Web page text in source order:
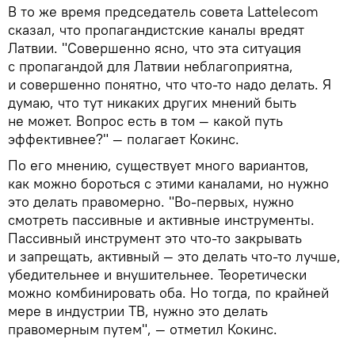
В то же время председатель совета Lattelecom
сказал, что пропагандистские каналы вредят
Латвии. "Совершенно ясно, что эта ситуация
с пропагандой для Латвии неблагоприятна,
и совершенно понятно, что что-то надо делать. Я
думаю, что тут никаких других мнений быть
не может. Вопрос есть в том — какой путь
эффективнее?" — полагает Кокинс.
По его мнению, существует много вариантов,
как можно бороться с этими каналами, но нужно
это делать правомерно. "Во-первых, нужно
смотреть пассивные и активные инструменты.
Пассивный инструмент это что-то закрывать
и запрещать, активный — это делать что-то лучше,
убедительнее и внушительнее. Теоретически
можно комбинировать оба. Но тогда, по крайней
мере в индустрии ТВ, нужно это делать
правомерным путем", — отметил Кокинс.